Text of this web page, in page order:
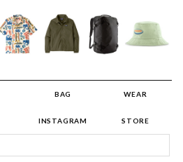
BAG WEAR
INSTAGRAM STORE